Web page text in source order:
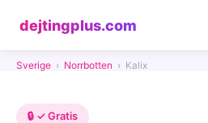
dejtingplus.com
Sverige › Norrbotten › Kalix
🔒 ✓ Gratis